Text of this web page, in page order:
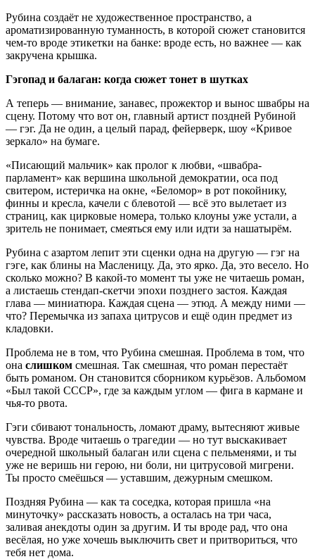
Рубина создаёт не художественное пространство, а
ароматизированную туманность, в которой сюжет становится
чем-то вроде этикетки на банке: вроде есть, но важнее — как
закручена крышка.
Гэгопад и балаган: когда сюжет тонет в шутках
А теперь — внимание, занавес, прожектор и вынос швабры на
сцену. Потому что вот он, главный артист поздней Рубиной
— гэг. Да не один, а целый парад, фейерверк, шоу «Кривое
зеркало» на бумаге.
«Писающий мальчик» как пролог к любви, «швабра-
парламент» как вершина школьной демократии, оса под
свитером, истеричка на окне, «Беломор» в рот покойнику,
финны и кресла, качели с блевотой — всё это вылетает из
страниц, как цирковые номера, только клоуны уже устали, а
зритель не понимает, смеяться ему или идти за нашатырём.
Рубина с азартом лепит эти сценки одна на другую — гэг на
гэге, как блины на Масленицу. Да, это ярко. Да, это весело. Но
сколько можно? В какой-то момент ты уже не читаешь роман,
а листаешь стендап-скетчи эпохи позднего застоя. Каждая
глава — миниатюра. Каждая сцена — этюд. А между ними —
что? Перемычка из запаха цитрусов и ещё один предмет из
кладовки.
Проблема не в том, что Рубина смешная. Проблема в том, что
она слишком смешная. Так смешная, что роман перестаёт
быть романом. Он становится сборником курьёзов. Альбомом
«Был такой СССР», где за каждым углом — фига в кармане и
чья-то рвота.
Гэги сбивают тональность, ломают драму, вытесняют живые
чувства. Вроде читаешь о трагедии — но тут выскакивает
очередной школьный балаган или сцена с пельменями, и ты
уже не веришь ни герою, ни боли, ни цитрусовой мигрени.
Ты просто смеёшься — уставшим, дежурным смешком.
Поздняя Рубина — как та соседка, которая пришла «на
минуточку» рассказать новость, а осталась на три часа,
заливая анекдоты один за другим. И ты вроде рад, что она
весёлая, но уже хочешь выключить свет и притвориться, что
тебя нет дома.